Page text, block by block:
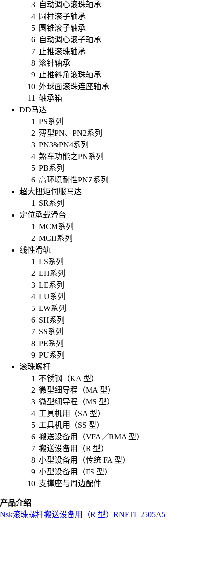
自动调心滚珠轴承
圆柱滚子轴承
圆锥滚子轴承
自动调心滚子轴承
止推滚珠轴承
滚针轴承
止推斜角滚珠轴承
外球面滚珠连座轴承
轴承箱
DD马达
PS系列
薄型PN、PN2系列
PN3&PN4系列
煞车功能之PN系列
PB系列
高环境耐性PNZ系列
超大扭矩伺服马达
SR系列
定位承载滑台
MCM系列
MCH系列
线性滑轨
LS系列
LH系列
LE系列
LU系列
LW系列
SH系列
SS系列
PE系列
PU系列
滚珠螺杆
不锈钢（KA 型）
微型细导程（MA 型）
微型细导程（MS 型）
工具机用（SA 型）
工具机用（SS 型）
搬送设备用（VFA／RMA 型）
搬送设备用（R 型）
小型设备用（传统 FA 型）
小型设备用（FS 型）
支撑座与周边配件
产品介绍
Nsk滚珠螺杆搬送设备用（R 型） RNFTL 2505A5